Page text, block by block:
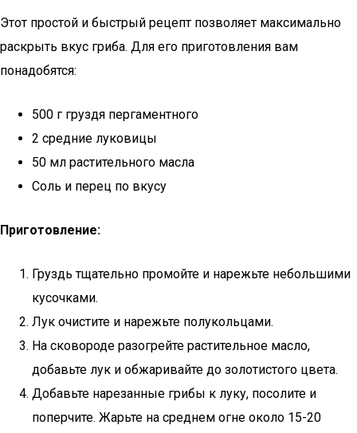
Этот простой и быстрый рецепт позволяет максимально
раскрыть вкус гриба. Для его приготовления вам
понадобятся:
500 г груздя пергаментного
2 средние луковицы
50 мл растительного масла
Соль и перец по вкусу
Приготовление:
Груздь тщательно промойте и нарежьте небольшими
кусочками.
Лук очистите и нарежьте полукольцами.
На сковороде разогрейте растительное масло,
добавьте лук и обжаривайте до золотистого цвета.
Добавьте нарезанные грибы к луку, посолите и
поперчите. Жарьте на среднем огне около 15-20